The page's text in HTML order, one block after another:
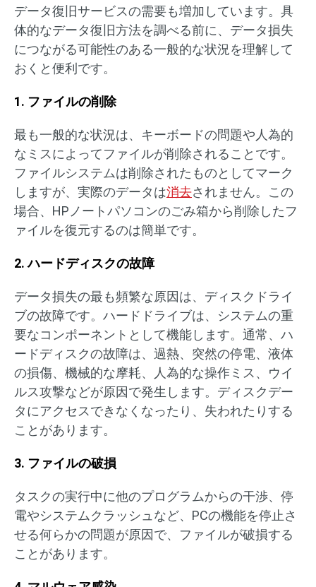
データ復旧サービスの需要も増加しています。具
体的なデータ復旧方法を調べる前に、データ損失
につながる可能性のある一般的な状況を理解して
おくと便利です。
1. ファイルの削除
最も一般的な状況は、キーボードの問題や人為的
なミスによってファイルが削除されることです。
ファイルシステムは削除されたものとしてマーク
しますが、実際のデータは消去されません。この
場合、HPノートパソコンのごみ箱から削除したフ
ァイルを復元するのは簡単です。
2. ハードディスクの故障
データ損失の最も頻繁な原因は、ディスクドライ
ブの故障です。ハードドライブは、システムの重
要なコンポーネントとして機能します。通常、ハ
ードディスクの故障は、過熱、突然の停電、液体
の損傷、機械的な摩耗、人為的な操作ミス、ウイ
ルス攻撃などが原因で発生します。ディスクデー
タにアクセスできなくなったり、失われたりする
ことがあります。
3. ファイルの破損
タスクの実行中に他のプログラムからの干渉、停
電やシステムクラッシュなど、PCの機能を停止さ
せる何らかの問題が原因で、ファイルが破損する
ことがあります。